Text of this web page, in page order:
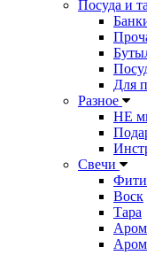
Посуда и
Для
Разное
НЕ
Свечи
Воск
Тара